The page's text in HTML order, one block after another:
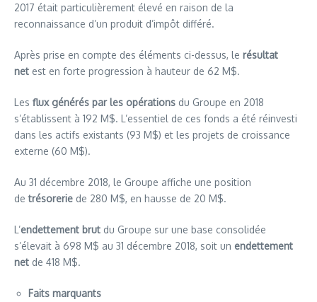
2017 était particulièrement élevé en raison de la
reconnaissance d’un produit d’impôt différé.
Après prise en compte des éléments ci-dessus, le résultat
net est en forte progression à hauteur de 62 M$.
Les flux générés par les opérations du Groupe en 2018
s’établissent à 192 M$. L’essentiel de ces fonds a été réinvesti
dans les actifs existants (93 M$) et les projets de croissance
externe (60 M$).
Au 31 décembre 2018, le Groupe affiche une position
detrésorerie de 280 M$, en hausse de 20 M$.
L’endettement brut du Groupe sur une base consolidée
s’élevait à 698 M$ au 31 décembre 2018, soit un endettement
net de 418 M$.
Faits marquants